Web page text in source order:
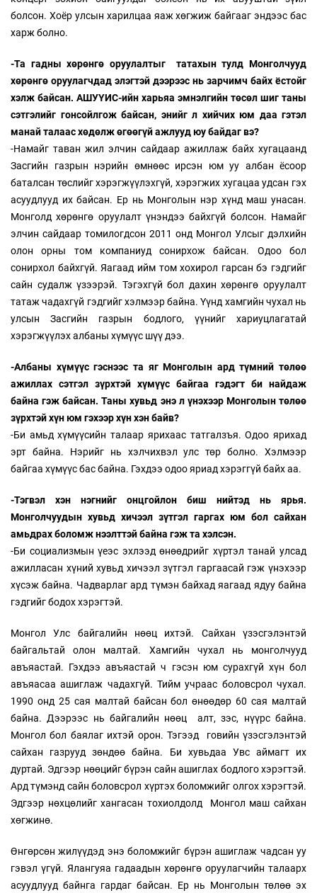
болсон. Хоёр улсын харилцаа яаж хөгжиж байгааг эндээс бас
харж болно.
-Та гадны хөрөнгө оруулалтыг татахын тулд Монголчууд
хөрөнгө оруулагчдад элэгтэй дээрээс нь зарчимч байх ёстойг
хэлж байсан. АШУҮИС-ийн харьяа эмнэлгийн төсөл шиг таны
сэтгэлийг гонсойлгож байсан, энийг л хийчих юм даа гэтэл
манай талаас хөдөлж өгөөгүй ажлууд юу байдаг вэ?
-Намайг таван жил элчин сайдаар ажиллаж байх хугацаанд
Засгийн газрын нэрийн өмнөөс ирсэн юм уу албан ёсоор
баталсан төслийг хэрэгжүүлэхгүй, хэрэгжих хугацаа удсан гэх
асуудлууд их байсан. Ер нь Монголын нэр хүнд маш унасан.
Монголд хөрөнгө оруулалт үнэндээ байхгүй болсон. Намайг
элчин сайдаар томилогдсон 2011 онд Монгол Улсыг дэлхийн
олон орны том компаниуд сонирхож байсан. Одоо бол
сонирхол байхгүй. Яагаад ийм том хохирол гарсан бэ гэдгийг
сайн судалж үзээрэй. Тэгэхгүй бол дахин хөрөнгө оруулалт
татаж чадахгүй гэдгийг хэлмээр байна. Үүнд хамгийн чухал нь
улсын Засгийн газрын бодлого, үүнийг хариуцлагатай
хэрэгжүүлэх албаны хүмүүс шүү дээ.
-Албаны хүмүүс гэснээс та яг Монголын ард түмний төлөө
ажиллах сэтгэл зүрхтэй хүмүүс байгаа гэдэгт би найдаж
байна гэж байсан. Таны хувьд энэ л үнэхээр Монголын төлөө
зүрхтэй хүн юм гэхээр хүн хэн байв?
-Би амьд хүмүүсийн талаар ярихаас татгалзъя. Одоо ярихад
эрт байна. Нэрийг нь хэлчихвэл улс төр болно. Хэлмээр
байгаа хүмүүс бас байна. Гэхдээ одоо яриад хэрэггүй байх аа.
-Тэгвэл хэн нэгнийг онцгойлон биш нийтэд нь ярья.
Монголчуудын хувьд хичээл зүтгэл гаргах юм бол сайхан
амьдрах боломж нээлттэй байна гэж та хэлсэн.
-Би социализмын үеэс эхлээд өнөөдрийг хүртэл танай улсад
ажилласан хүний хувьд хичээл зүтгэл гаргаасай гэж үнэхээр
хүсэж байна. Чадварлаг ард түмэн байхад яагаад ядуу байна
гэдгийг бодох хэрэгтэй.
Монгол Улс байгалийн нөөц ихтэй. Сайхан үзэсгэлэнтэй
байгальтай олон малтай. Хамгийн чухал нь монголчууд
авъяастай. Гэхдээ авъяастай ч гэсэн юм сурахгүй хүн бол
авъяасаа ашиглаж чадахгүй. Тийм учраас боловсрол чухал.
1990 онд 25 сая малтай байсан бол өнөөдөр 60 сая малтай
байна. Дээрээс нь байгалийн нөөц алт, зэс, нүүрс байна.
Монгол бол баялаг ихтэй орон. Тэгээд говийн үзэсгэлэнтэй
сайхан газрууд зөндөө байна. Би хувьдаа Увс аймагт их
дуртай. Эдгээр нөөцийг бүрэн сайн ашиглах бодлого хэрэгтэй.
Ард түмэнд сайн боловсрол хүртэх боломжийг олгох хэрэгтэй.
Эдгээр нөхцөлийг хангасан тохиолдолд Монгол маш сайхан
хөгжинө.
Өнгөрсөн жилүүдэд энэ боломжийг бүрэн ашиглаж чадсан уу
гэвэл үгүй. Ялангуяа гадаадын хөрөнгө оруулагчийн талаарх
асуудлууд байнга гардаг байсан. Ер нь Монголын төлөө эх